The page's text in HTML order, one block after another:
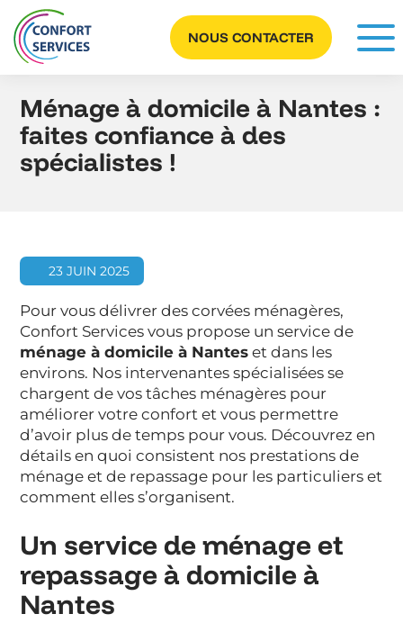
NOUS CONTACTER
Ménage à domicile à Nantes :
faites confiance à des
spécialistes !
23 JUIN 2025
Pour vous délivrer des corvées ménagères,
Confort Services vous propose un service de
ménage à domicile à Nantes et dans les
environs. Nos intervenantes spécialisées se
chargent de vos tâches ménagères pour
améliorer votre confort et vous permettre
d’avoir plus de temps pour vous. Découvrez en
détails en quoi consistent nos prestations de
ménage et de repassage pour les particuliers et
comment elles s’organisent.
Un service de ménage et
repassage à domicile à
Nantes
Panneau de gestion des cookies